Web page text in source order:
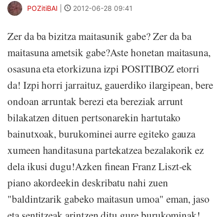
POZitiBAI 2012-06-28 09:41
Zer da ba bizitza maitasunik gabe? Zer da ba
maitasuna ametsik gabe?Aste honetan maitasuna,
osasuna eta etorkizuna izpi POSITIBOZ etorri
da! Izpi horri jarraituz, gauerdiko ilargipean, bere
ondoan arruntak berezi eta bereziak arrunt
bilakatzen dituen pertsonarekin hartutako
bainutxoak, burukominei aurre egiteko gauza
xumeen handitasuna partekatzea bezalakorik ez
dela ikusi dugu!Azken finean Franz Liszt-ek
piano akordeekin deskribatu nahi zuen
"baldintzarik gabeko maitasun umoa" eman, jaso